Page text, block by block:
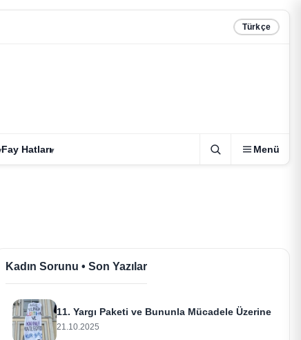
Türkçe
Fay Hatları Menü
Kadın Sorunu • Son Yazılar
11. Yargı Paketi ve Bununla Mücadele Üzerine
21.10.2025